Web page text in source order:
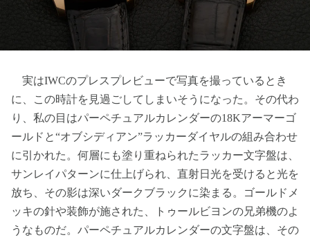
実はIWCのプレスプレビューで写真を撮っているとき
に、この時計を見過ごしてしまいそうになった。その代わ
り、私の目はパーペチュアルカレンダーの18Kアーマーゴ
ールドと“オブシディアン”ラッカーダイヤルの組み合わせ
に引かれた。何層にも塗り重ねられたラッカー文字盤は、
サンレイパターンに仕上げられ、直射日光を受けると光を
放ち、その影は深いダークブラックに染まる。ゴールドメ
ッキの針や装飾が施された、トゥールビヨンの兄弟機のよ
うなものだ。パーペチュアルカレンダーの文字盤は、その